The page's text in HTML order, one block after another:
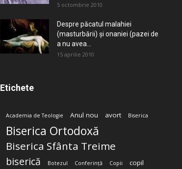
5 octombrie 2010
Despre păcatul malahiei
(masturbării) şi onaniei (pazei de
a nu avea...
15 aprilie 2010
Etichete
Academia de Teologie Anul nou avort Biserica
Biserica Ortodoxă
Biserica Sfânta Treime
biserică Botezul Conferință Copii
copil